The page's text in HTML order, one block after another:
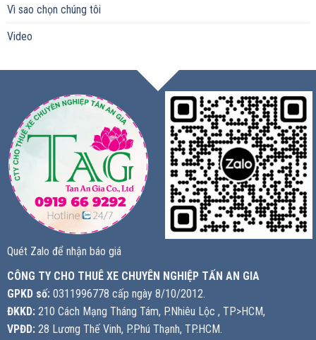
Vì sao chọn chúng tôi
Video
Quét Zalo để nhận báo giá
CÔNG TY CHO THUÊ XE CHUYÊN NGHIỆP TẤN AN GIA
GPKD số: 0311996778 cấp ngày 8/10/2012.
ĐKKD: 210 Cách Mạng Tháng Tám, P.Nhiêu Lộc , TP>HCM,
VPĐD: 28 Lương Thế Vinh, P.Phú Thạnh, TP.HCM.